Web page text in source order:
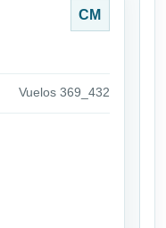
CM
Vuelos 369_432